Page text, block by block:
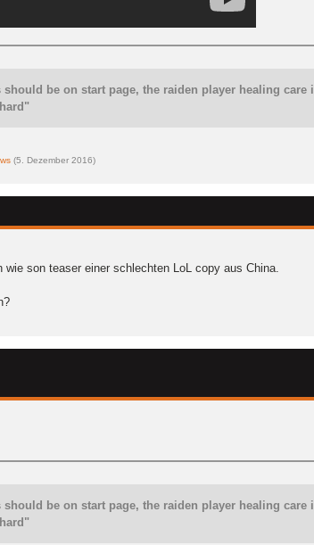
be on start page, the raiden player healing
(5. Dezember 2016)
son teaser einer schlechten LoL copy aus China.
be on start page, the raiden player healing